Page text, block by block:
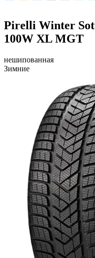
Pirelli Winter
100W XL MGT
нешипованная
Зимние